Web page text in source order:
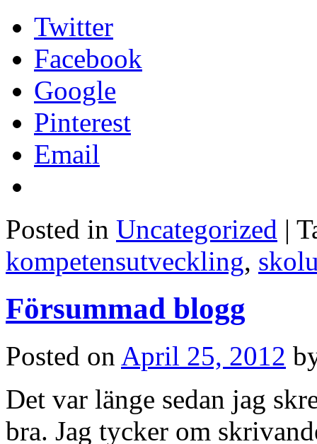
Twitter
Facebook
Google
Pinterest
Email
Posted in Uncategorized |
kompetensutveckling,
Försummad blogg
Posted on April 25, 2012
Det var länge sedan jag
bra. Jag tycker om